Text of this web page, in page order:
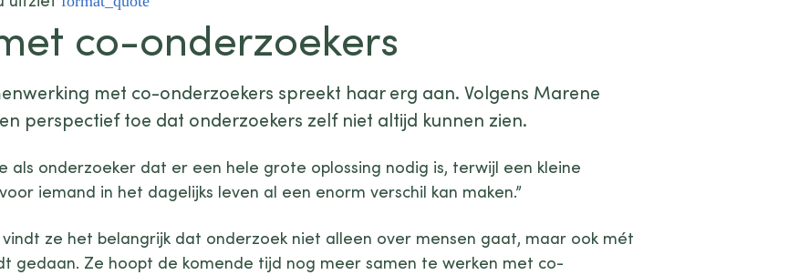
co-onderzoekers
met co-onderzoekers spreekt haar erg aan. Volgens Marene
perspectief toe dat onderzoekers zelf niet altijd kunnen zien.
als onderzoeker dat er een hele grote oplossing nodig is, terwijl een kleine
iemand in het dagelijks leven al een enorm verschil kan maken.”
vindt ze het belangrijk dat onderzoek niet alleen over mensen gaat, maar ook mét
gedaan. Ze hoopt de komende tijd nog meer samen te werken met co-